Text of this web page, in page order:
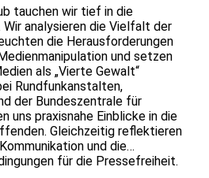
tauchen wir tief in die
analysieren die Vielfalt der
die Herausforderungen
und setzen
als „Vierte Gewalt“
Rundfunkanstalten,
der Bundeszentrale für
uns praxisnahe Einblicke in die
Gleichzeitig reflektieren
und die
für die Pressefreiheit.